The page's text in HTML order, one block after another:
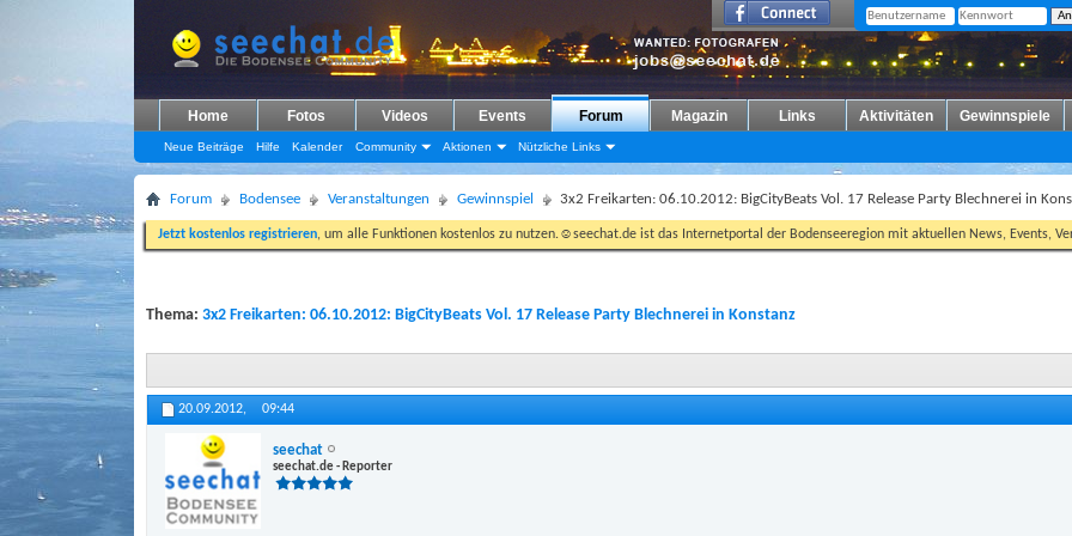
Home Fotos Videos Events Forum
Neue Beiträge Hilfe Kalender Community Aktionen Nützliche Links
Magazin Links Aktivitäten Gewinnspiele
Forum Bodensee Veranstaltungen Gewinnspiel 3x2 Freikarten: 06.10.2012: BigCityBeats Vol. 17 Release Party Blechnerei in
Jetzt kostenlos registrieren, um alle Funktionen kostenlos zu nutzen.☺seechat.de ist das Internetportal der Bodenseeregion mit aktuellen News, Events,
Thema: 3x2 Freikarten: 06.10.2012: BigCityBeats Vol. 17 Release Party Blechnerei in Konstanz
20.09.2012, 09:44
seechat
seechat.de - Reporter